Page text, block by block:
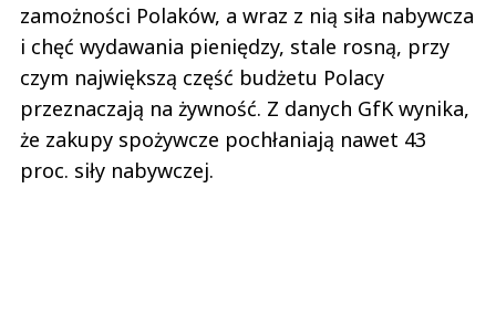
zamożności Polaków, a wraz z nią siła nabywcza
i chęć wydawania pieniędzy, stale rosną, przy
czym największą część budżetu Polacy
przeznaczają na żywność. Z danych GfK wynika,
że zakupy spożywcze pochłaniają nawet 43
proc. siły nabywczej.